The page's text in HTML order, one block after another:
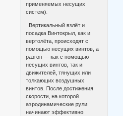
применяемых несущих
систем).
Вертикальный взлёт и
посадка Винтокрыл, как и
вертолёта, происходят с
помощью несущих винтов, а
разгон — как с помощью
несущих винтов, так и
движителей, тянущих или
толкающих воздушных
винтов. После достижения
скорости, на которой
аэродинамические рули
начинают эффективно